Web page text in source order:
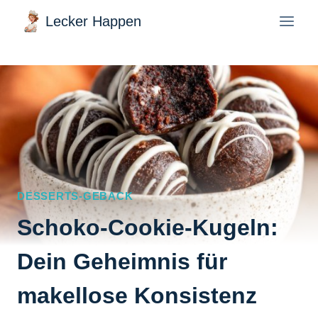
Zum
Inhalt
springen
Lecker Happen
DESSERTS-GEBACK
Schoko-Cookie-Kugeln:
Dein Geheimnis für
makellose Konsistenz